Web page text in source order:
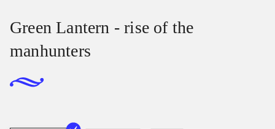
Green Lantern - rise of the
manhunters